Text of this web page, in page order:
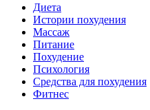
Диета
Истории похудения
Массаж
Питание
Похудение
Психология
Средства для похудения
Фитнес